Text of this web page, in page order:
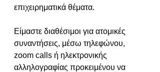
επιχειρηματικά θέματα.
Είμαστε διαθέσιμοι για ατομικές
συναντήσεις, μέσω τηλεφώνου,
zoom calls ή ηλεκτρονικής
αλληλογραφίας προκειμένου να